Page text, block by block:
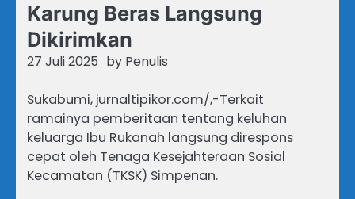
Karung Beras Langsung
Dikirimkan
27 Juli 2025 by Penulis
Sukabumi, jurnaltipikor.com/,-Terkait
ramainya pemberitaan tentang keluhan
keluarga Ibu Rukanah langsung direspons
cepat oleh Tenaga Kesejahteraan Sosial
Kecamatan (TKSK) Simpenan.